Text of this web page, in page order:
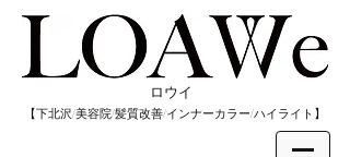
​ロウイ
​【下北沢/美容院/髪質改善/インナーカラー/​ハイライト】